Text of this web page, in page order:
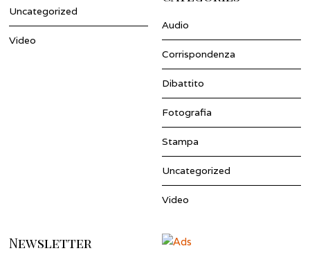
Uncategorized
Video
Audio
Corrispondenza
Dibattito
Fotografia
Stampa
Uncategorized
Video
Newsletter